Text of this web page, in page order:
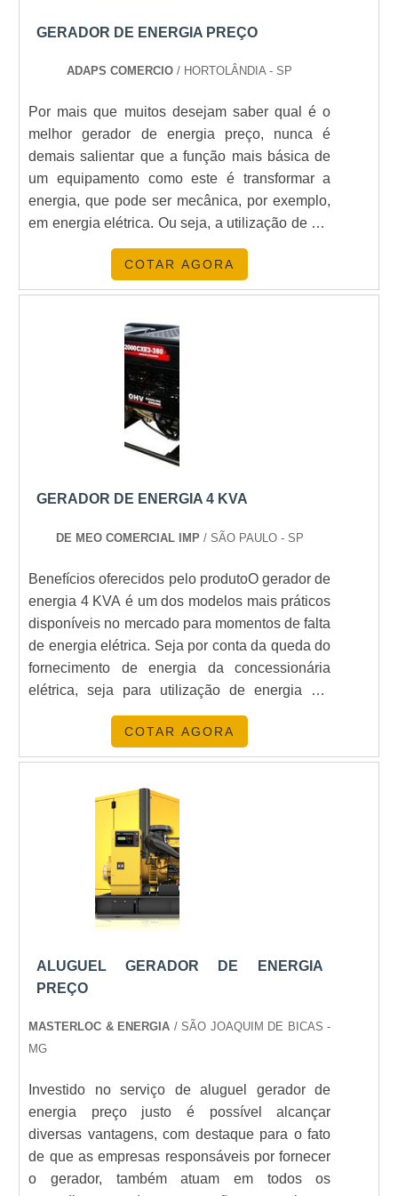
GERADOR DE ENERGIA PREÇO
ADAPS COMERCIO/ HORTOLÂNDIA - SP
Por mais que muitos desejam saber qual é o
melhor gerador de energia preço, nunca é
demais salientar que a função mais básica de
um equipamento como este é transformar a
energia, que pode ser mecânica, por exemplo,
em energia elétrica. Ou seja, a utilização de um
grupo gerador é indicada para ambientes que
não podem ficar sem o abastecimento de
energia nem que por pouco tempo. É o caso de:
Frigoríficos; Supermercados; Centros de
convenção; Indústrias em gera.
COTAR AGORA
GERADOR DE ENERGIA 4 KVA
DE MEO COMERCIAL IMP/ SÃO PAULO - SP
Benefícios oferecidos pelo produtoO gerador de
energia 4 KVA é um dos modelos mais práticos
disponíveis no mercado para momentos de falta
de energia elétrica. Seja por conta da queda do
fornecimento de energia da concessionária
elétrica, seja para utilização de energia em
obras em que o sistema de energia elétrica
ainda não foi instalado, ter um gerador de
energia sempre por perto garante maior preparo
COTAR AGORA
ALUGUEL GERADOR DE ENERGIA
PREÇO
MASTERLOC & ENERGIA / SÃO JOAQUIM DE BICAS -
MG
Investido no serviço de aluguel gerador de
energia preço justo é possível alcançar
diversas vantagens, com destaque para o fato
de que as empresas responsáveis por fornecer
o gerador, também atuam em todos os